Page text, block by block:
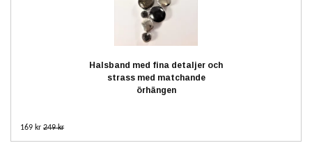
Halsband med fina detaljer och
strass med matchande
örhängen
169 kr 249 kr